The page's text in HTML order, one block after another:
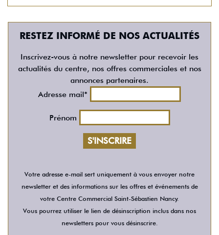
RESTEZ INFORMÉ DE NOS ACTUALITÉS
Inscrivez-vous à notre newsletter pour recevoir les
actualités du centre, nos offres commerciales et nos
annonces partenaires.
Adresse mail*
Prénom
Votre adresse e-mail sert uniquement à vous envoyer notre
newsletter et des informations sur les offres et événements de
votre Centre Commercial Saint-Sébastien Nancy.
Vous pourrez utiliser le lien de désinscription inclus dans nos
newsletters pour vous désinscrire.